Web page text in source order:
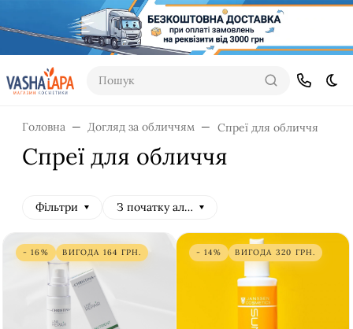
Пошук
Головна Догляд за обличчям Спреї для обличчя
Спреї для обличчя
Фільтри З початку алфавіту
- 16% ВИГОДА 164 ГРН. - 14% ВИГОДА 320 ГРН.